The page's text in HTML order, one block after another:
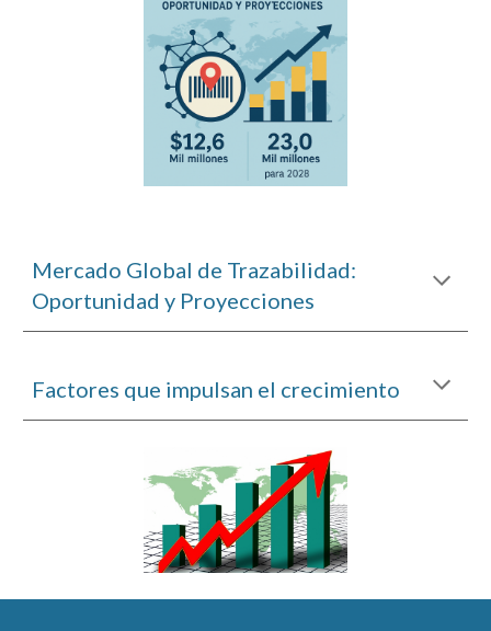
Mercado Global de Trazabilidad:
Oportunidad y Proyecciones
Factores que impulsan el crecimiento